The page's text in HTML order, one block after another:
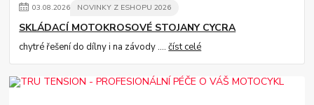
03.08.2026 NOVINKY Z ESHOPU 2026
SKLÁDACÍ MOTOKROSOVÉ STOJANY CYCRA
chytré řešení do dílny i na závody ....číst celé